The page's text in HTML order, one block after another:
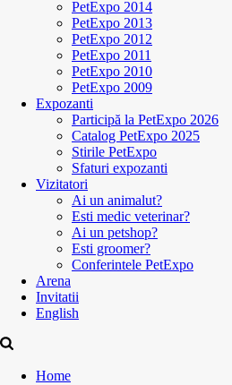
PetExpo 2014
PetExpo 2013
PetExpo 2012
PetExpo 2011
PetExpo 2010
PetExpo 2009
Expozanti
Participă la PetExpo 2026
Catalog PetExpo 2025
Stirile PetExpo
Sfaturi expozanti
Vizitatori
Ai un animalut?
Esti medic veterinar?
Ai un petshop?
Esti groomer?
Conferintele PetExpo
Arena
Invitatii
English
Home